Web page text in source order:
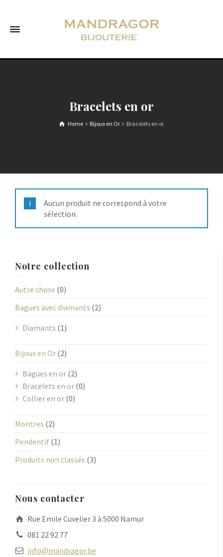
Bracelets en or
Home Bijoux en Or Bracelets en or
Aucun produit ne correspond à votre
sélection.
Notre collection
Autre chose (0)
Bagues avec diamants (2)
Diamants (1)
Bijoux en Or (2)
Bagues en or (2)
Bracelets en or (0)
Collier en or (0)
Montres (2)
Pendentif (1)
Produits non classés (3)
Nous contacter
Rue Emile Cuvelier 3 à 5000 Namur
081 22 92 77
info@mandragor.be